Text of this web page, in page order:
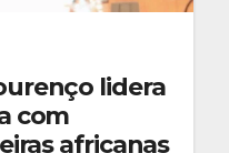
lidera
com
africanas